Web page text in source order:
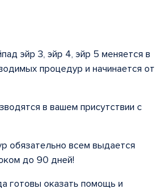
эйр 3, эйр 4, эйр 5 меняется в
процедур и начинается от
в вашем присутствии с
обязательно всем выдается
до 90 дней!
готовы оказать помощь и